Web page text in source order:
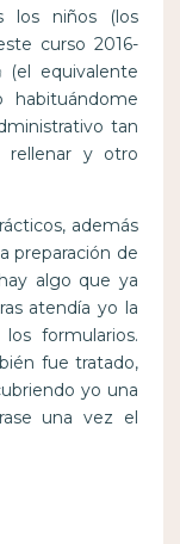
los niños (los
curso 2016-
(el equivalente
habituándome
tan
rellenar y otro
además
preparación de
algo que ya
atendía yo la
formularios.
fue tratado,
yo una
una vez el